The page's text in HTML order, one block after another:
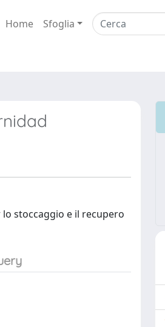
Home Sfoglia
stoccaggio e il recupero